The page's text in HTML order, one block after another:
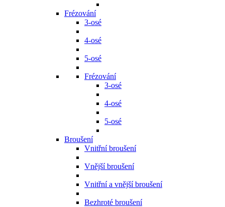
Frézování
3-osé
4-osé
5-osé
Frézování
3-osé
4-osé
5-osé
Broušení
Vnitřní broušení
Vnější broušení
Vnitřní a vnější broušení
Bezhroté broušení